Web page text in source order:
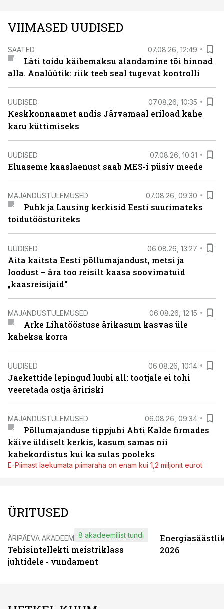
VIIMASED UUDISED
SAATED 07.08.26, 12:49
Läti toidu käibemaksu alandamine tõi hinnad
alla. Analüütik: riik teeb seal tugevat kontrolli
UUDISED 07.08.26, 10:35
Keskkonnaamet andis Järvamaal eriload kahe
karu küttimiseks
UUDISED 07.08.26, 10:31
Eluaseme kaaslaenust saab MES-i püsiv meede
MAJANDUSTULEMUSED 07.08.26, 09:30
Puhk ja Lausing kerkisid Eesti suurimateks
toidutöösturiteks
UUDISED 06.08.26, 13:27
Aita kaitsta Eesti põllumajandust, metsi ja
loodust – ära too reisilt kaasa soovimatuid
„kaasreisijaid“
MAJANDUSTULEMUSED 06.08.26, 12:15
Arke Lihatööstuse ärikasum kasvas üle
kaheksa korra
UUDISED 06.08.26, 10:14
Jaekettide lepingud luubi all: tootjale ei tohi
veeretada ostja äririski
MAJANDUSTULEMUSED 06.08.26, 09:34
Põllumajanduse tippjuhi Ahti Kalde firmades
käive üldiselt kerkis, kasum samas nii
kahekordistus kui ka sulas pooleks
E-Piimast laekumata piimaraha on enam kui 1,2 miljonit eurot
ÜRITUSED
ÄRIPÄEVA AKADEEMIA
Tehisintellekti meistriklass
juhtidele - vundament
8 akadeemilist tundi
2026